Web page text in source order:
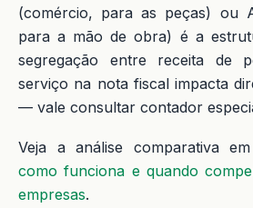
(comércio, para as peças) ou
para a mão de obra) é a
segregação entre receita de
serviço na nota fiscal impacta
— vale consultar contador
Veja a análise comparativa em
como funciona e quando
empresas.